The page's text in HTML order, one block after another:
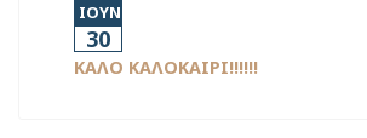
ΙΟΥΝ
30
ΚΑΛΟ ΚΑΛΟΚΑΙΡΙ!!!!!!